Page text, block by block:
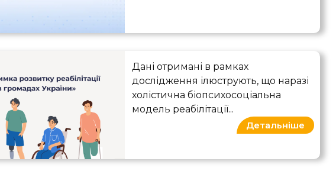
Якісне розвідувальне дослідження
Дані отримані в рамках
дослідження ілюструють, що наразі
холістична біопсихосоціальна
модель реабілітації...
Детальніше